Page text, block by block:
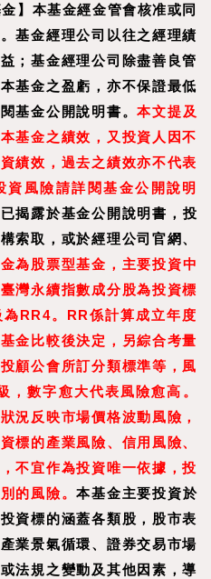
】本基金經金管會核准或同
基金經理公司以往之經理績
；基金經理公司除盡善良管
基金之盈虧，亦不保證最低
基金公開說明書。本文提及
基金之績效，又投資人因不
績效，過去之績效亦不代表
風險請詳閱基金公開說明
揭露於基金公開說明書，投
索取，或於經理公司官網、
為股票型基金，主要投資中
灣永續指數成分股為投資標
RR4。RR係計算成立年度
金比較後決定，另綜合考量
顧公會所訂分類標準等，風
，數字愈大代表風險愈高。
況反映市場價格波動風險，
標的產業風險、信用風險、
不宜作為投資唯一依據，投
的風險。本基金主要投資於
資標的涵蓋各類股，股市表
業景氣循環、證券交易市場
法規之變動及其他因素，導